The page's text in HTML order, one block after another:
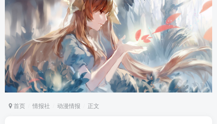
首页 情报社 动漫情报 正文